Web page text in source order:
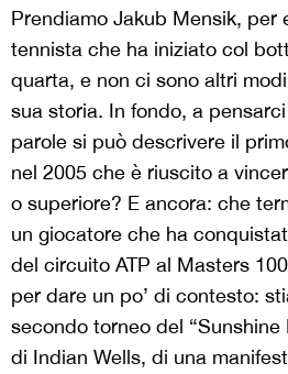
Prendiamo Jakub Mensik, per
tennista che ha iniziato col
quarta, e non ci sono altri
sua storia. In fondo, a
parole si può descrivere il
nel 2005 che è riuscito a
o superiore? E ancora: che
un giocatore che ha
del circuito ATP al Masters
per dare un po’ di contesto:
secondo torneo del
di Indian Wells, di una